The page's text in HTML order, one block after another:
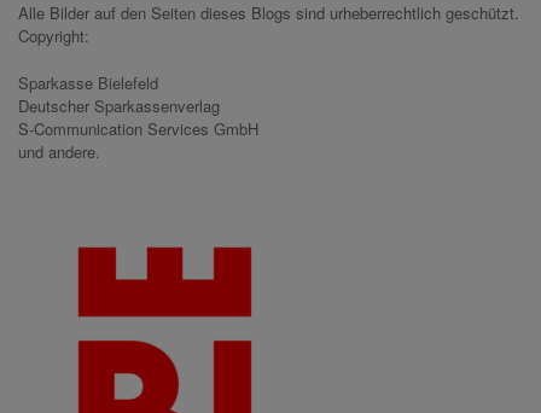
Alle Bilder auf den Seiten dieses Blogs sind urheberrechtlich geschützt.
Copyright:
Sparkasse Bielefeld
Deutscher Sparkassenverlag
S-Communication Services GmbH
und andere.